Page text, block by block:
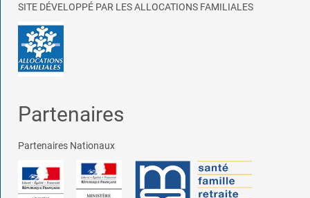
SITE DÉVELOPPÉ PAR LES ALLOCATIONS FAMILIALES
Partenaires
Partenaires Nationaux